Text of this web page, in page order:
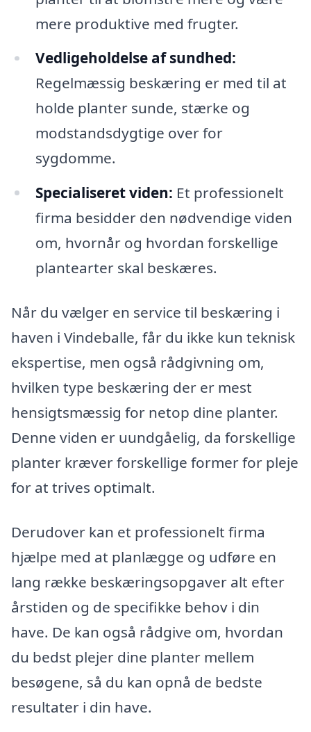
mere produktive med frugter.
Vedligeholdelse af sundhed:
Regelmæssig beskæring er med til at
holde planter sunde, stærke og
modstandsdygtige over for
sygdomme.
Specialiseret viden: Et professionelt
firma besidder den nødvendige viden
om, hvornår og hvordan forskellige
plantearter skal beskæres.
Når du vælger en service til beskæring i
haven i Vindeballe, får du ikke kun teknisk
ekspertise, men også rådgivning om,
hvilken type beskæring der er mest
hensigtsmæssig for netop dine planter.
Denne viden er uundgåelig, da forskellige
planter kræver forskellige former for pleje
for at trives optimalt.
Derudover kan et professionelt firma
hjælpe med at planlægge og udføre en
lang række beskæringsopgaver alt efter
årstiden og de specifikke behov i din
have. De kan også rådgive om, hvordan
du bedst plejer dine planter mellem
besøgene, så du kan opnå de bedste
resultater i din have.